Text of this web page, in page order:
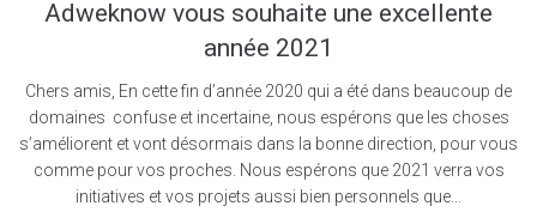
Adweknow vous souhaite une excellente
année 2021
Chers amis, En cette fin d’année 2020 qui a été dans beaucoup de
domaines confuse et incertaine, nous espérons que les choses
s’améliorent et vont désormais dans la bonne direction, pour vous
comme pour vos proches. Nous espérons que 2021 verra vos
initiatives et vos projets aussi bien personnels que...